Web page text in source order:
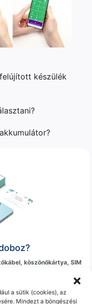
a sütik (cookies), az
Mindezt a böngészési
készülék
köszönőkártya, SIM
extra opció.
emailben kapják.